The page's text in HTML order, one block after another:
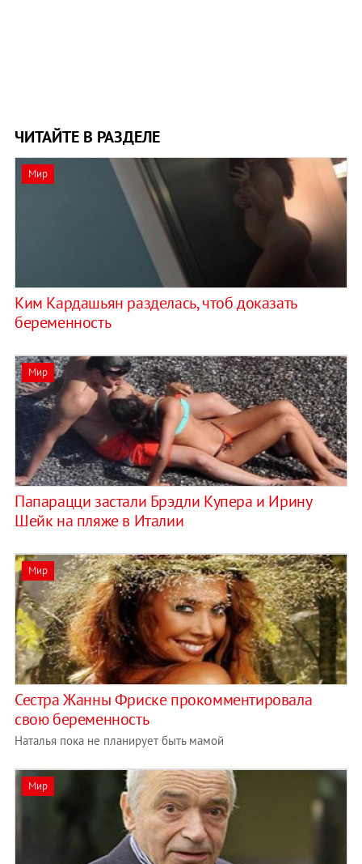
ЧИТАЙТЕ В РАЗДЕЛЕ
Мир
Ким Кардашьян разделась, чтоб доказать
беременность
Мир
Папарацци застали Брэдли Купера и Ирину
Шейк на пляже в Италии
Мир
Сестра Жанны Фриске прокомментировала
свою беременность
Наталья пока не планирует быть мамой
Мир